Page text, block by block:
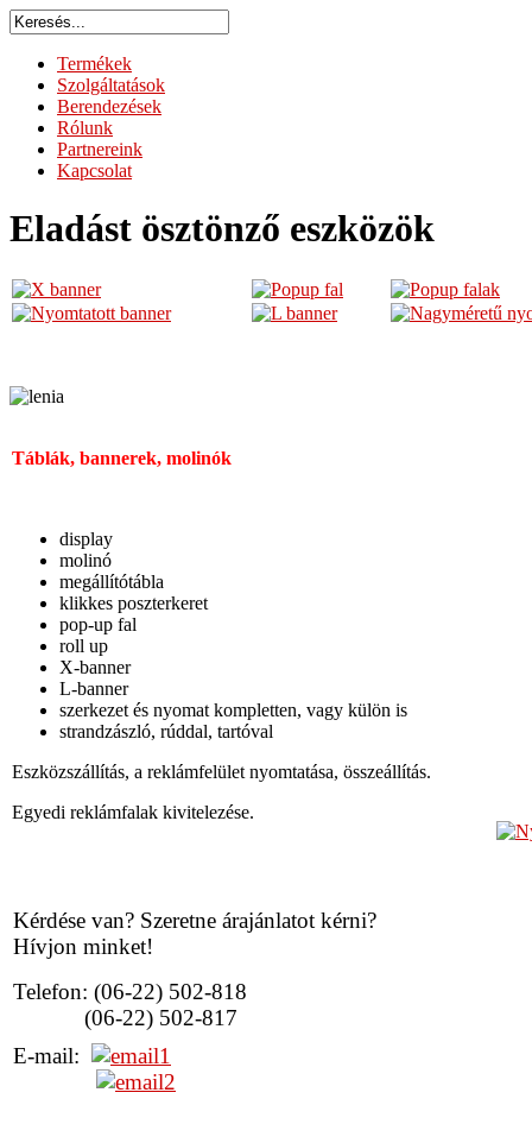
Termékek
Szolgáltatások
Berendezések
Rólunk
Partnereink
Kapcsolat
Eladást ösztönző eszközök
Táblák, bannerek, molinók
display
molinó
megállítótábla
klikkes poszterkeret
pop-up fal
roll up
X-banner
L-banner
szerkezet és nyomat kompletten, vagy külön is
strandzászló, rúddal, tartóval
Eszközszállítás, a reklámfelület nyomtatása, összeállítás.
Egyedi reklámfalak kivitelezése.
Kérdése van? Szeretne árajánlatot kérni?
Hívjon minket!
Telefon: (06-22) 502-818
(06-22) 502-817
E-mail: